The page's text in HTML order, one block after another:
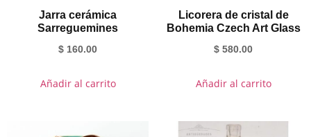
Jarra cerámica
Sarreguemines
$ 160.00
Añadir al carrito
Licorera de cristal de
Bohemia Czech Art Glass
$ 580.00
Añadir al carrito